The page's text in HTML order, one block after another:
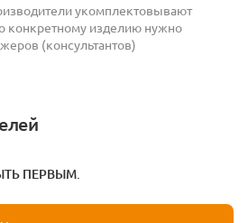
укомплектовывают
конкретному изделию нужно
(консультантов)
ПЕРВЫМ.